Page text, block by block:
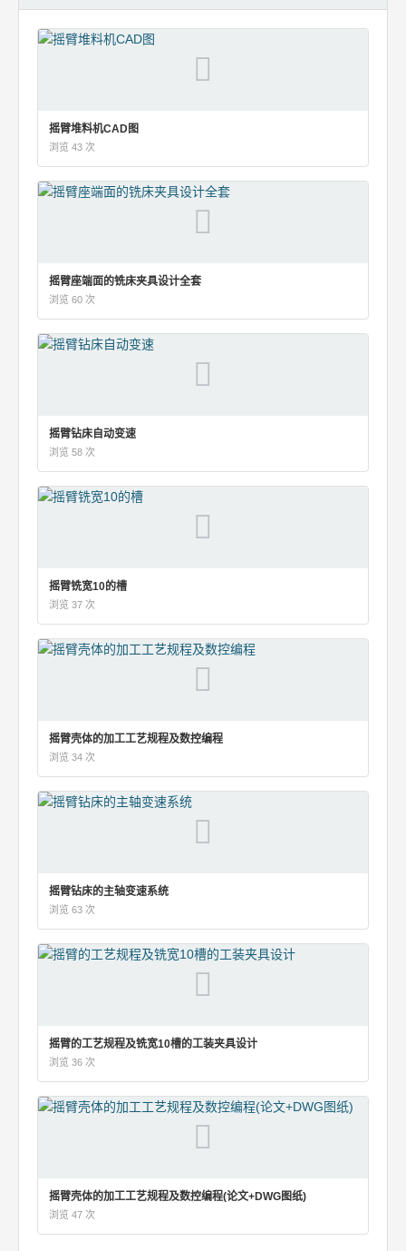
摇臂堆料机CAD图
浏览 43 次
摇臂座端面的铣床夹具设计全套
浏览 60 次
摇臂钻床自动变速
浏览 58 次
摇臂铣宽10的槽
浏览 37 次
摇臂壳体的加工工艺规程及数控编程
浏览 34 次
摇臂钻床的主轴变速系统
浏览 63 次
摇臂的工艺规程及铣宽10槽的工装夹具设计
浏览 36 次
摇臂壳体的加工工艺规程及数控编程(论文+DWG图纸)
浏览 47 次